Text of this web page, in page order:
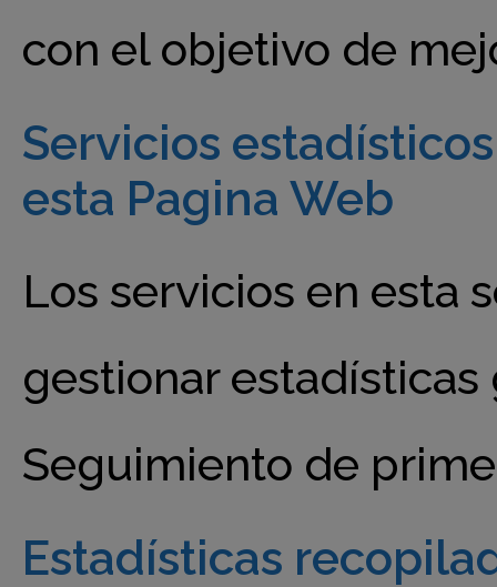
con el objetivo de
Servicios
esta Pagina Web
Los servicios en esta
gestionar
Seguimiento de
Estadísticas